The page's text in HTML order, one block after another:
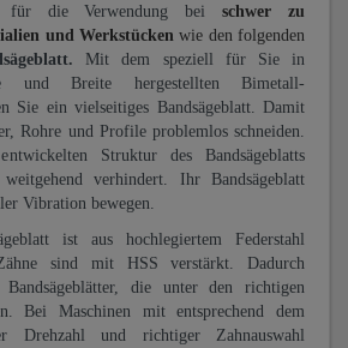
für die Verwendung beischwer zu
und Werkstücken wie den folgenden
Mit dem speziell für Sie in
und Breite hergestellten Bimetall-
Sie ein vielseitiges Bandsägeblatt. Damit
Rohre und Profile problemlos schneiden.
Struktur des Bandsägeblatts
verhindert. Ihr Bandsägeblatt
Vibration bewegen.
ist aus hochlegiertem Federstahl
sind mit HSS verstärkt. Dadurch
Bandsägeblätter, die unter den richtigen
Bei Maschinen mit entsprechend dem
Drehzahl und richtiger Zahnauswahl